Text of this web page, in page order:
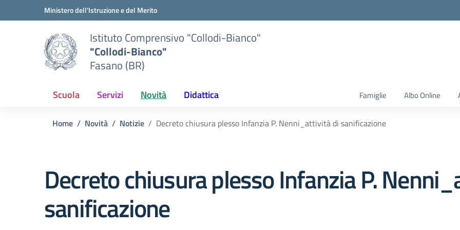
Vai ai contenuti
Vai al menu di navigazioneMinistero dell'Istruzione e del Merito
Istituto Comprensivo "Collodi-Bianco"
"Collodi-Bianco"
Fasano (BR)
Scuola Servizi Novità Didattica Famiglie Albo Online
Home Novità Notizie Decreto chiusura plesso Infanzia P. Nenni_attività di sanificazione
Decreto chiusura plesso Infanzia P.
sanificazione